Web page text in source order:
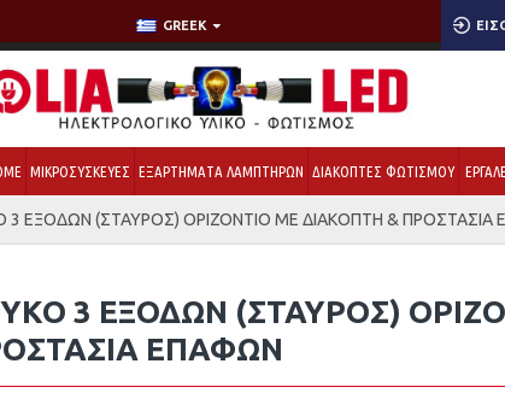
GREEK
ΜΙΚΡΟΣΥΣΚΕΥΕΣ ΕΞΑΡΤΗΜΑΤΑ ΛΑΜΠΤΗΡΩΝ ΔΙΑΚΟΠΤΕΣ ΦΩΤΙΣΜΟΥ
3 ΕΞΟΔΩΝ (ΣΤΑΥΡΟΣ) ΟΡΙΖΟΝΤΙΟ ΜΕ ΔΙΑΚΟΠΤΗ & ΠΡΟΣΤΑΣΙΑ
3 ΕΞΟΔΩΝ (ΣΤΑΥΡΟΣ)
ΕΠΑΦΩΝ